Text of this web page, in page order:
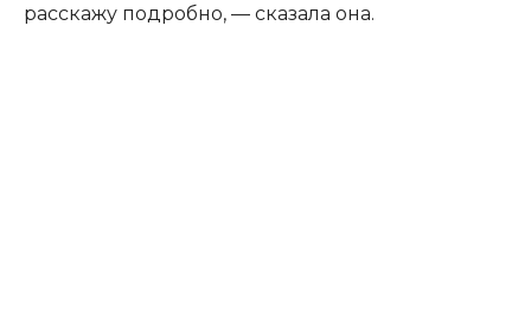
расскажу подробно, — сказала она.